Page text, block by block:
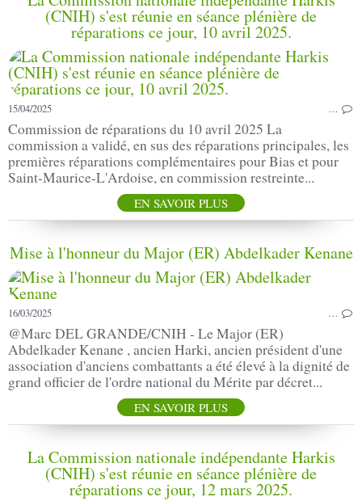
(CNIH) s'est réunie en séance plénière de
réparations ce jour, 10 avril 2025.
15/04/2025 …
Commission de réparations du 10 avril 2025 La
commission a validé, en sus des réparations principales, les
premières réparations complémentaires pour Bias et pour
Saint-Maurice-L'Ardoise, en commission restreinte...
EN SAVOIR PLUS
Mise à l'honneur du Major (ER) Abdelkader Kenane
16/03/2025 …
@Marc DEL GRANDE/CNIH - Le Major (ER)
Abdelkader Kenane , ancien Harki, ancien président d'une
association d'anciens combattants a été élevé à la dignité de
grand officier de l'ordre national du Mérite par décret...
EN SAVOIR PLUS
La Commission nationale indépendante Harkis
(CNIH) s'est réunie en séance plénière de
réparations ce jour, 12 mars 2025.